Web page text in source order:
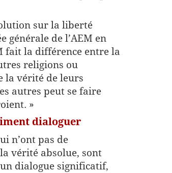
sur la liberté
générale de l’AEM en
fait la différence entre la
religions ou
la vérité de leurs
autres peut se faire
»
dialoguer
n’ont pas de
vérité absolue, sont
dialogue significatif,